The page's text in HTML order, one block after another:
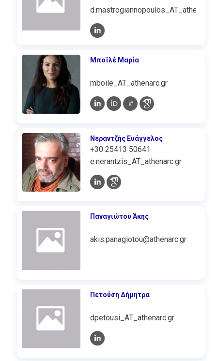
Μποϊλέ Μαρία
mboile_AT_athenarc.gr
Νεραντζής Ευάγγελος
+30 25413 50641
e.nerantzis_AT_athenarc.gr
Παναγιώτου Άκης
akis.panagiotou@athenarc.gr
Πετούση Δήμητρα
dpetousi_AT_athenarc.gr